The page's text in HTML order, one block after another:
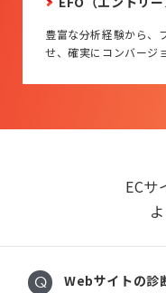
豊富な分析経験から、
せ、確実にコンバージ
ECサ
Webサイトの診